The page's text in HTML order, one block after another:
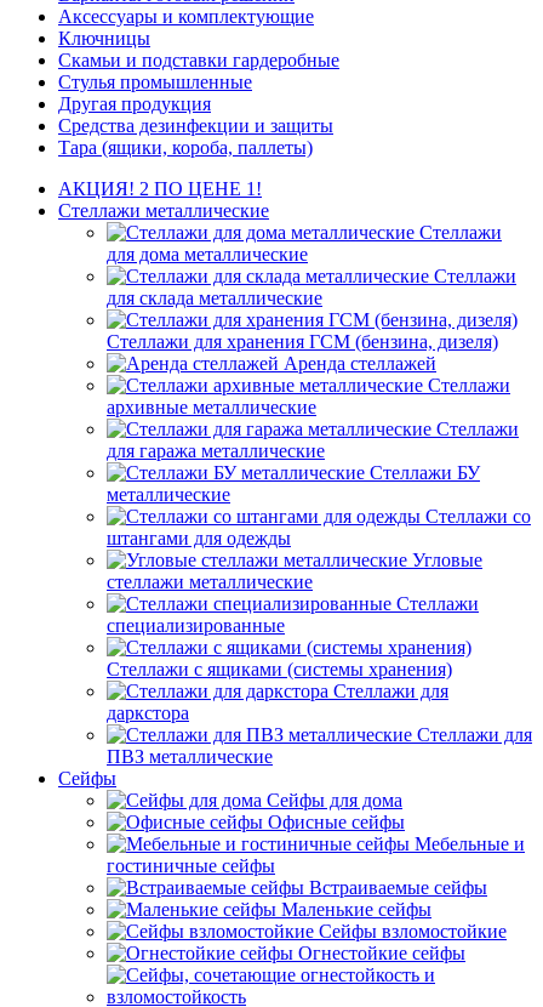
Аксессуары и комплектующие
Ключницы
Скамьи и подставки гардеробные
Стулья промышленные
Другая продукция
Средства дезинфекции и защиты
Тара (ящики, короба, паллеты)
АКЦИЯ! 2 ПО ЦЕНЕ 1!
Стеллажи металлические
Стеллажи
для дома металлические
Стеллажи
для склада металлические
Стеллажи для хранения ГСМ (бензина, дизеля)
Аренда стеллажей
Стеллажи
архивные металлические
Стеллажи
для гаража металлические
Стеллажи БУ
металлические
Стеллажи со
штангами для одежды
Угловые
стеллажи металлические
Стеллажи
специализированные
Стеллажи с ящиками (системы хранения)
Стеллажи для
даркстора
Стеллажи для
ПВЗ металлические
Сейфы
Сейфы для дома
Офисные сейфы
Мебельные и
гостиничные сейфы
Встраиваемые сейфы
Маленькие сейфы
Сейфы взломостойкие
Огнестойкие сейфы